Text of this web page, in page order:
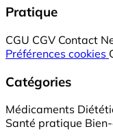
Pratique
CGU CGV Contact
Préférences cookies
Catégories
Médicaments
Santé pratique